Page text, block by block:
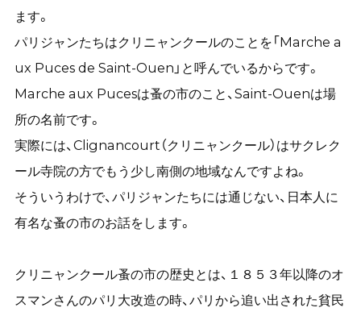
ます。
パリジャンたちはクリニャンクールのことを「Marche a
ux Puces de Saint-Ouen」と呼んでいるからです。
Marche aux Pucesは蚤の市のこと、Saint-Ouenは場
所の名前です。
実際には、Clignancourt（クリニャンクール）はサクレク
ール寺院の方でもう少し南側の地域なんですよね。
そういうわけで、パリジャンたちには通じない、日本人に
有名な蚤の市のお話をします。
クリニャンクール蚤の市の歴史とは、１８５３年以降のオ
スマンさんのパリ大改造の時、パリから追い出された貧民